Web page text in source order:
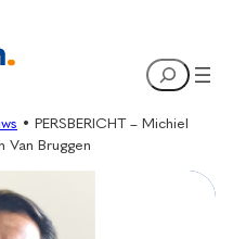
Search
•
PERSBERICHT – Michiel
Bruggen